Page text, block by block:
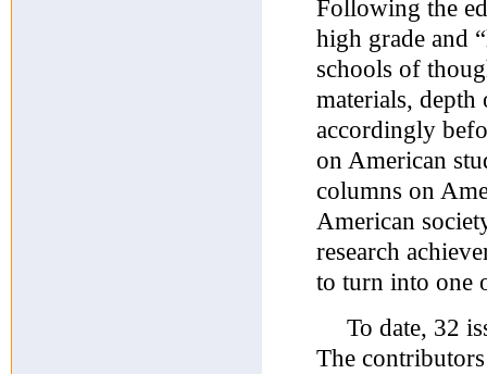
Following the
high grade and
schools of
materials,
accordingly
on American
columns on
American
research
to turn into one
To date, 32
The